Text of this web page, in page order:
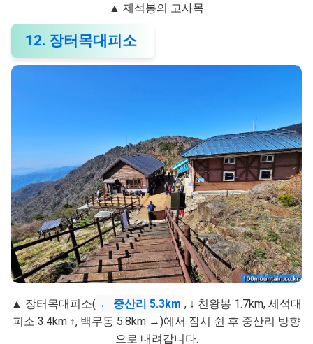
▲ 제석봉의 고사목
12. 장터목대피소
▲ 장터목대피소( ← 중산리 5.3km , ↓ 천왕봉 1.7km, 세석대
피소 3.4km ↑, 백무동 5.8km →)에서 잠시 쉰 후 중산리 방향
으로 내려갑니다.